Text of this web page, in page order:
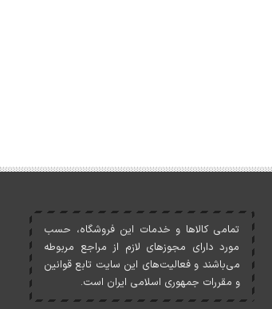
تمامی کالاها و خدمات اين فروشگاه، حسب
مورد دارای مجوزهای لازم از مراجع مربوطه
می‌باشند و فعاليت‌های اين سايت تابع قوانين
و مقررات جمهوری اسلامی ايران است.